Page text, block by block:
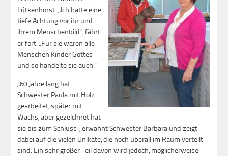
Lütkenhorst. „Ich hatte eine
tiefe Achtung vor ihr und
ihrem Menschenbild“, fährt
er fort: „Für sie waren alle
Menschen Kinder Gottes
und so handelte sie auch.“
„60 Jahre lang hat
Schwester Paula mit Holz
gearbeitet, später mit
Wachs, aber gezeichnet hat
sie bis zum Schluss“, erwähnt Schwester Barbara und zeigt
dabei auf die vielen Unikate, die noch überall im Raum verteilt
sind. Ein sehr großer Teil davon wird jedoch, möglicherweise